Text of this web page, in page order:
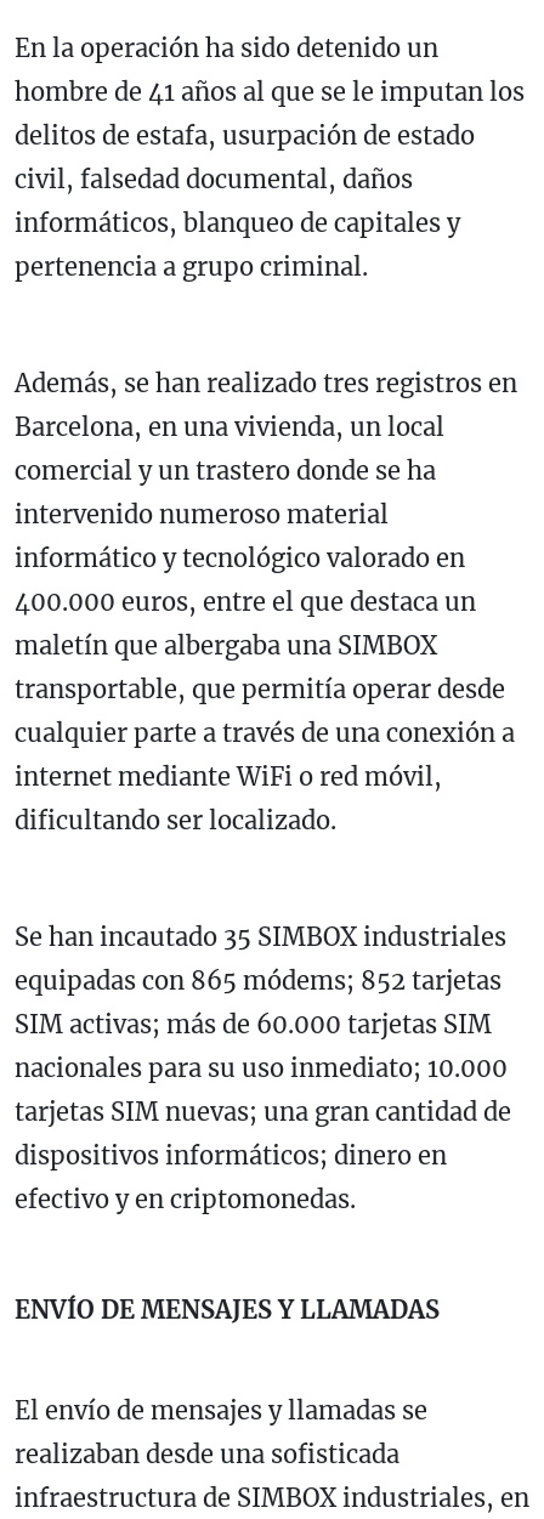
En la operación ha sido detenido un
hombre de 41 años al que se le imputan los
delitos de estafa, usurpación de estado
civil, falsedad documental, daños
informáticos, blanqueo de capitales y
pertenencia a grupo criminal.
Además, se han realizado tres registros en
Barcelona, en una vivienda, un local
comercial y un trastero donde se ha
intervenido numeroso material
informático y tecnológico valorado en
400.000 euros, entre el que destaca un
maletín que albergaba una SIMBOX
transportable, que permitía operar desde
cualquier parte a través de una conexión a
internet mediante WiFi o red móvil,
dificultando ser localizado.
Se han incautado 35 SIMBOX industriales
equipadas con 865 módems; 852 tarjetas
SIM activas; más de 60.000 tarjetas SIM
nacionales para su uso inmediato; 10.000
tarjetas SIM nuevas; una gran cantidad de
dispositivos informáticos; dinero en
efectivo y en criptomonedas.
ENVÍO DE MENSAJES Y LLAMADAS
El envío de mensajes y llamadas se
realizaban desde una sofisticada
infraestructura de SIMBOX industriales, en